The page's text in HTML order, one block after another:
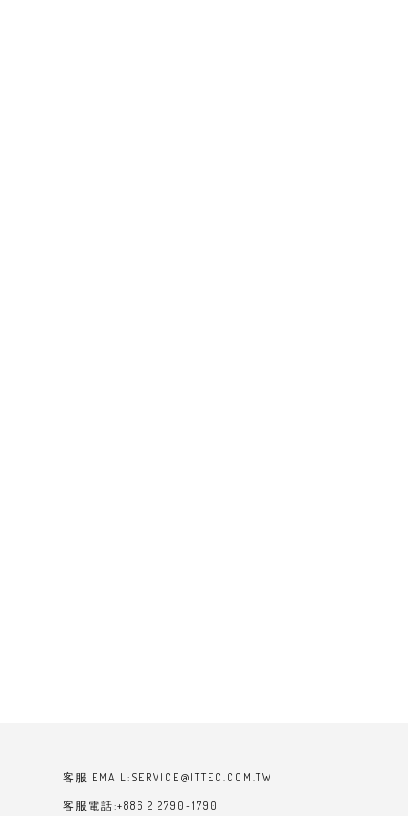
客服 EMAIL:SERVICE@ITTEC.COM.TW
客服電話:+886 2 2790-1790